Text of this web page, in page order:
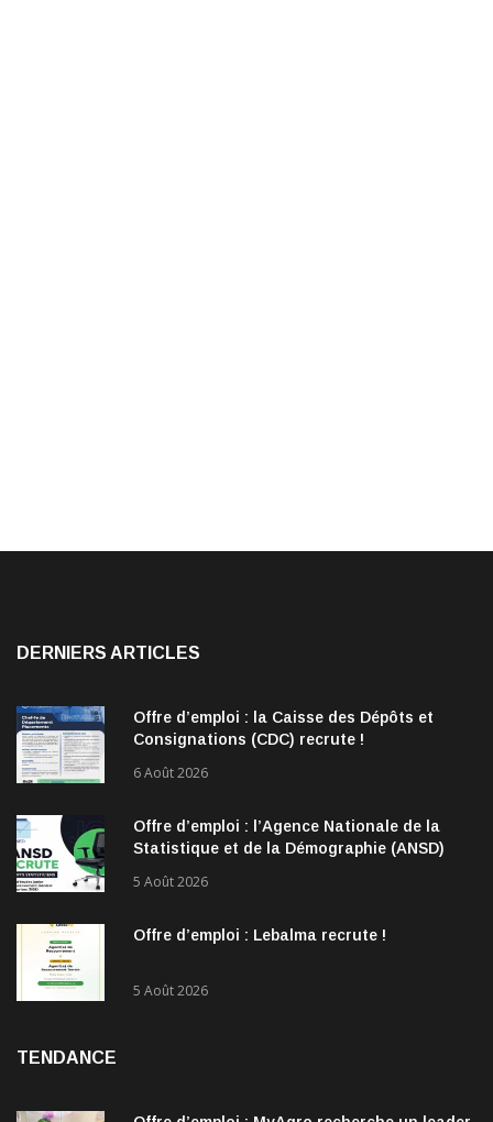
DERNIERS ARTICLES
Offre d’emploi : la Caisse des Dépôts et
Consignations (CDC) recrute !
6 Août 2026
Offre d’emploi : l’Agence Nationale de la
Statistique et de la Démographie (ANSD)
5 Août 2026
Offre d’emploi : Lebalma recrute !
5 Août 2026
TENDANCE